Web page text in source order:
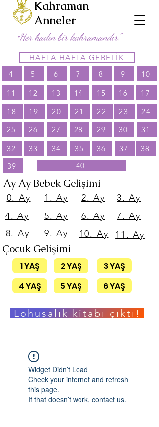
"Her kadın bir kahramandır."
29 30
31
32
33 34 35 36 37
38
39
40
28
27
26
25
9
10
11
12 13 14 15 16
17
18
19 20 21 22 23 24
8
7
6
5
4
HAFTA HAFTA GEBELİK
Kahraman
Anneler
Lohusalık kitabı çıktı!
Ay Ay Bebek Gelişimi
0. Ay 1. Ay 2. Ay
3. Ay
4. Ay
5. Ay 6. Ay
7. Ay
8. Ay
9. Ay 10. Ay 11. Ay
Çocuk Gelişimi
1 YAŞ 2 YAŞ
3 YAŞ
4 YAŞ
5 YAŞ 6 YAŞ
Widget Didn’t Load
Check your internet and refresh
this page.
If that doesn’t work, contact us.